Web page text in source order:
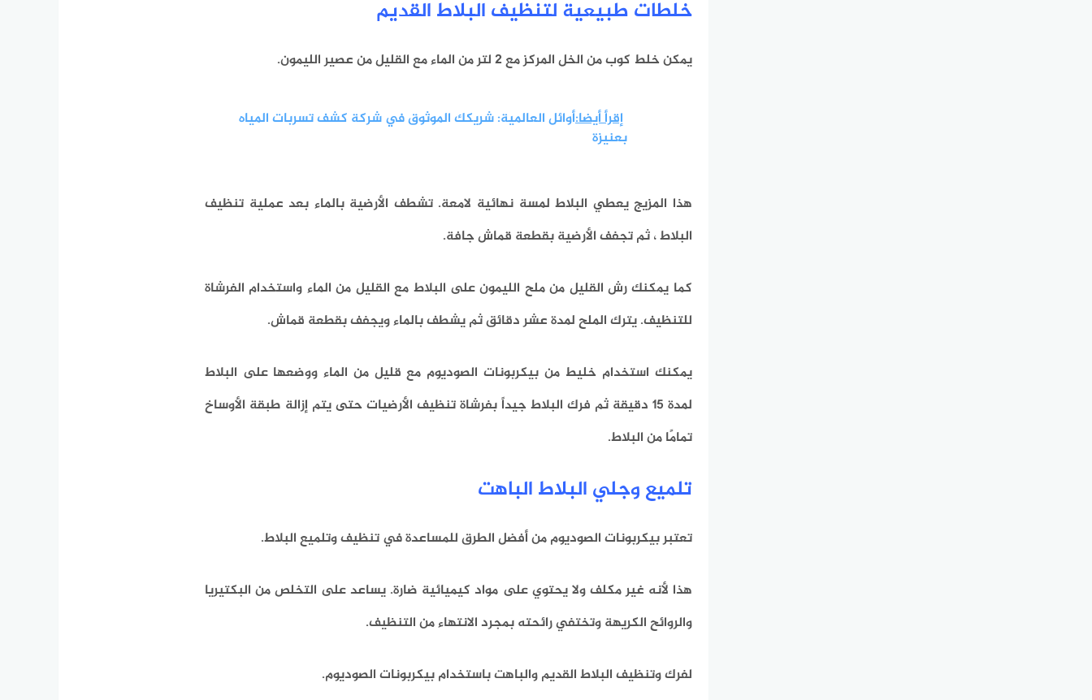
خلطات طبيعية لتنظيف البلاط القديم
يمكن خلط كوب من الخل المركز مع 2 لتر من الماء مع القليل من عصير الليمون.
إقرأ أيضا:أوائل العالمية: شريكك الموثوق في شركة كشف تسربات المياه
بعنيزة
هذا المزيج يعطي البلاط لمسة نهائية لامعة. تشطف الأرضية بالماء بعد عملية تنظيف
البلاط ، ثم تجفف الأرضية بقطعة قماش جافة.
كما يمكنك رش القليل من ملح الليمون على البلاط مع القليل من الماء واستخدام الفرشاة
للتنظيف.يترك الملح لمدة عشر دقائق ثم يشطف بالماء ويجفف بقطعة قماش.
يمكنك استخدام خليط من بيكربونات الصوديوم مع قليل من الماء ووضعها على البلاط
لمدة 15 دقيقة ثم فرك البلاط جيداً بفرشاة تنظيف الأرضيات حتى يتم إزالة طبقة الأوساخ
تمامًا من البلاط.
تلميع وجلي البلاط الباهت
تعتبر بيكربونات الصوديوم من أفضل الطرق للمساعدة في تنظيف وتلميع البلاط.
هذا لأنه غير مكلف ولا يحتوي على مواد كيميائية ضارة. يساعد على التخلص من البكتيريا
والروائح الكريهة وتختفي رائحته بمجرد الانتهاء من التنظيف.
لفرك وتنظيف البلاط القديم والباهت باستخدام بيكربونات الصوديوم.